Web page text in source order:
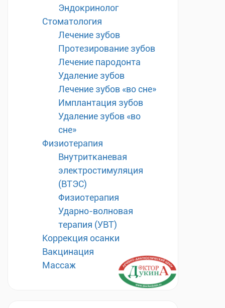
Эндокринолог
Стоматология
Лечение зубов
Протезирование зубов
Лечение пародонта
Удаление зубов
Лечение зубов «во сне»
Имплантация зубов
Удаление зубов «во
сне»
Физиотерапия
Внутритканевая
электростимуляция
(ВТЭС)
Физиотерапия
Ударно-волновая
терапия (УВТ)
Коррекция осанки
Вакцинация
Массаж